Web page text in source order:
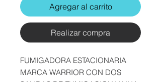
Agregar al carrito
Realizar compra
FUMIGADORA ESTACIONARIA
MARCA WARRIOR CON DOS